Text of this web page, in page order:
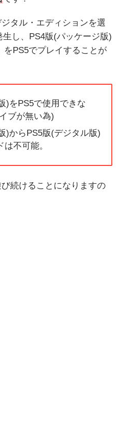
タル・エディションを選
し、PS4版(パッケージ版)
をPS5でプレイすることが
)をPS5で使用できな
ブが無い為)
)からPS5版(デジタル版)
不可能。
続けることになりますの